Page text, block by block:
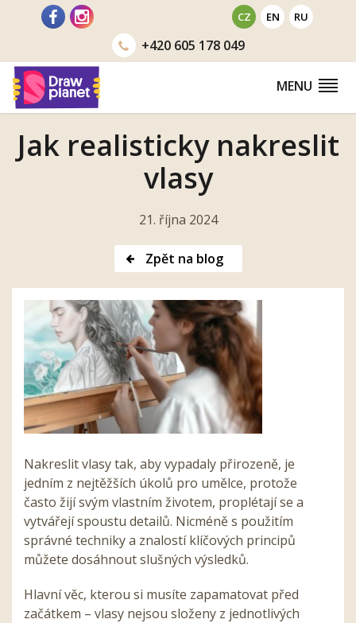
CZ EN RU
+420605 178 049
MENU
Jak realisticky nakreslit
vlasy
21. října 2024
Zpět na blog
Nakreslit vlasy tak, aby vypadaly přirozeně, je
jedním z nejtěžších úkolů pro umělce, protože
často žijí svým vlastním životem, proplétají se a
vytvářejí spoustu detailů. Nicméně s použitím
správné techniky a znalostí klíčových principů
můžete dosáhnout slušných výsledků.
Hlavní věc, kterou si musíte zapamatovat před
začátkem – vlasy nejsou složeny z jednotlivých